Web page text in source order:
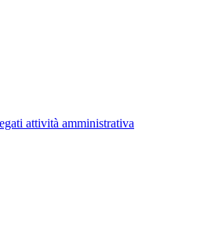
attività amministrativa